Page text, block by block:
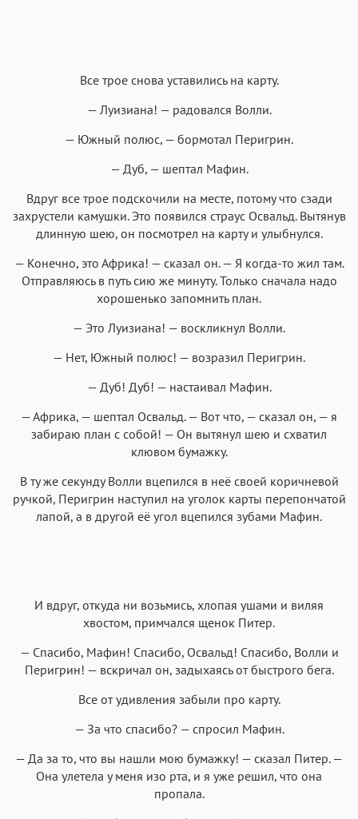
Все трое снова уставились на карту.
— Луизиана! — радовался Волли.
— Южный полюс, — бормотал Перигрин.
— Дуб, — шептал Мафин.
Вдруг все трое подскочили на месте, потому что сзади
захрустели камушки. Это появился страус Освальд. Вытянув
длинную шею, он посмотрел на карту и улыбнулся.
— Конечно, это Африка! — сказал он. — Я когда-то жил там.
Отправляюсь в путь сию же минуту. Только сначала надо
хорошенько запомнить план.
— Это Луизиана! — воскликнул Волли.
— Нет, Южный полюс! — возразил Перигрин.
— Дуб! Дуб! — настаивал Мафин.
— Африка, — шептал Освальд. — Вот что, — сказал он, — я
забираю план с собой! — Он вытянул шею и схватил
клювом бумажку.
В ту же секунду Волли вцепился в неё своей коричневой
ручкой, Перигрин наступил на уголок карты перепончатой
лапой, а в другой её угол вцепился зубами Мафин.
И вдруг, откуда ни возьмись, хлопая ушами и виляя
хвостом, примчался щенок Питер.
— Спасибо, Мафин! Спасибо, Освальд! Спасибо, Волли и
Перигрин! — вскричал он, задыхаясь от быстрого бега.
Все от удивления забыли про карту.
— За что спасибо? — спросил Мафин.
— Да за то, что вы нашли мою бумажку! — сказал Питер. —
Она улетела у меня изо рта, и я уже решил, что она
пропала.